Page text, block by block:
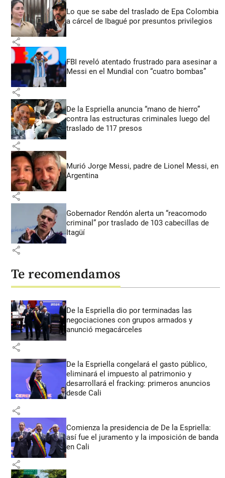
Lo que se sabe del traslado de Epa Colombia
a cárcel de Ibagué por presuntos privilegios
share
FBI reveló atentado frustrado para asesinar a
Messi en el Mundial con “cuatro bombas”
share
De la Espriella anuncia “mano de hierro”
contra las estructuras criminales luego del
traslado de 117 presos
share
Murió Jorge Messi, padre de Lionel Messi, en
Argentina
share
Gobernador Rendón alerta un “reacomodo
criminal” por traslado de 103 cabecillas de
Itagüí
share
Te recomendamos
De la Espriella dio por terminadas las
negociaciones con grupos armados y
anunció megacárceles
share
De la Espriella congelará el gasto público,
eliminará el impuesto al patrimonio y
desarrollará el fracking: primeros anuncios
desde Cali
share
Comienza la presidencia de De la Espriella:
así fue el juramento y la imposición de banda
en Cali
share